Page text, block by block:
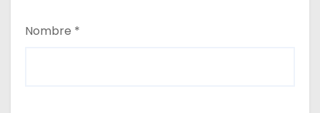
Nombre *